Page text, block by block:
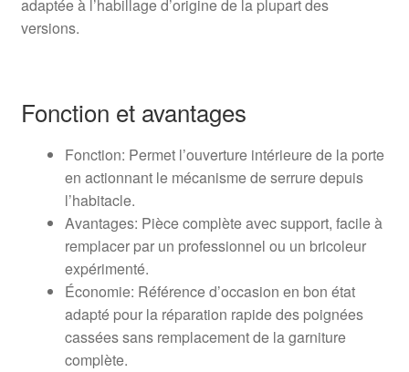
adaptée à l’habillage d’origine de la plupart des
versions.
Fonction et avantages
Fonction: Permet l’ouverture intérieure de la porte
en actionnant le mécanisme de serrure depuis
l’habitacle.
Avantages: Pièce complète avec support, facile à
remplacer par un professionnel ou un bricoleur
expérimenté.
Économie: Référence d’occasion en bon état
adapté pour la réparation rapide des poignées
cassées sans remplacement de la garniture
complète.